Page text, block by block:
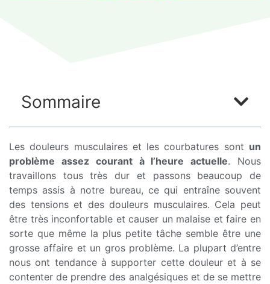
Sommaire
Les douleurs musculaires et les courbatures sont un
problème assez courant à l’heure actuelle. Nous
travaillons tous très dur et passons beaucoup de
temps assis à notre bureau, ce qui entraîne souvent
des tensions et des douleurs musculaires. Cela peut
être très inconfortable et causer un malaise et faire en
sorte que même la plus petite tâche semble être une
grosse affaire et un gros problème. La plupart d’entre
nous ont tendance à supporter cette douleur et à se
contenter de prendre des analgésiques et de se mettre